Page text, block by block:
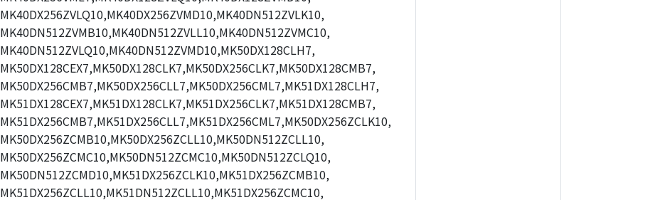
MK40DX256ZVLQ10,MK40DX256ZVMD10,MK40DN512ZVLK10,
MK40DN512ZVMB10,MK40DN512ZVLL10,MK40DN512ZVMC10,
MK40DN512ZVLQ10,MK40DN512ZVMD10,MK50DX128CLH7,
MK50DX128CEX7,MK50DX128CLK7,MK50DX256CLK7,MK50DX128CMB7,
MK50DX256CMB7,MK50DX256CLL7,MK50DX256CML7,MK51DX128CLH7,
MK51DX128CEX7,MK51DX128CLK7,MK51DX256CLK7,MK51DX128CMB7,
MK51DX256CMB7,MK51DX256CLL7,MK51DX256CML7,MK50DX256ZCLK10,
MK50DX256ZCMB10,MK50DX256ZCLL10,MK50DN512ZCLL10,
MK50DX256ZCMC10,MK50DN512ZCMC10,MK50DN512ZCLQ10,
MK50DN512ZCMD10,MK51DX256ZCLK10,MK51DX256ZCMB10,
MK51DX256ZCLL10,MK51DN512ZCLL10,MK51DX256ZCMC10,